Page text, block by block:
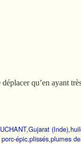
qu’en ayant
,Gujarat (Inde),
épic,plissés,plumes